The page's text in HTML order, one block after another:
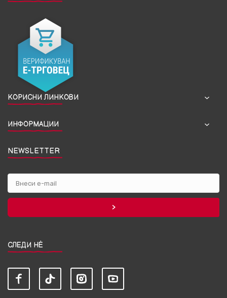
КОРИСНИ ЛИНКОВИ
ИНФОРМАЦИИ
NEWSLETTER
СЛЕДИ НЀ